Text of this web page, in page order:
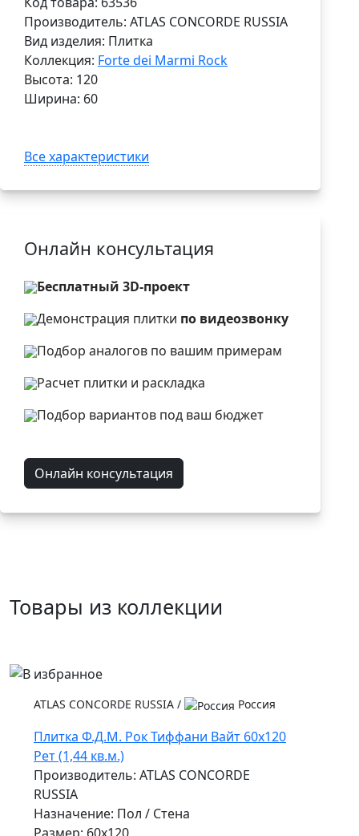
Производитель: ATLAS CONCORDE RUSSIA
Вид изделия: Плитка
Коллекция: Forte dei Marmi Rock
Высота: 120
Ширина: 60
Все характеристики
Онлайн консультация
Бесплатный 3D-проект
Демонстрация плитки по видеозвонку
Подбор аналогов по вашим примерам
Расчет плитки и раскладка
Подбор вариантов под ваш бюджет
Онлайн консультация
Товары из коллекции
ATLAS CONCORDE RUSSIA / Россия
Плитка Ф.Д.М. Рок Тиффани Вайт 60x120
Рет (1,44 кв.м.)
Производитель: ATLAS CONCORDE
RUSSIA
Назначение: Пол / Стена